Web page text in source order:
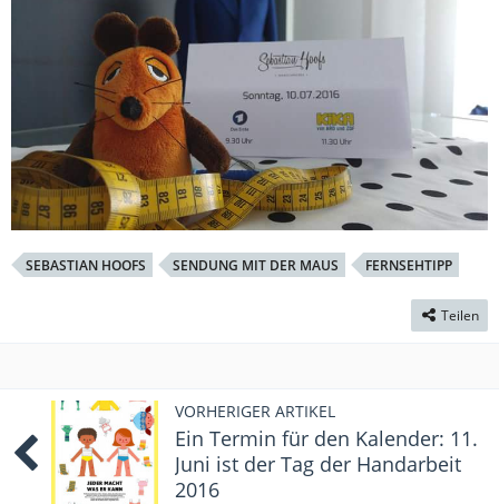
SEBASTIAN HOOFS SENDUNG MIT DER MAUS FERNSEHTIPP
Teilen
VORHERIGER ARTIKEL
Ein Termin für den Kalender: 11.
Juni ist der Tag der Handarbeit
2016